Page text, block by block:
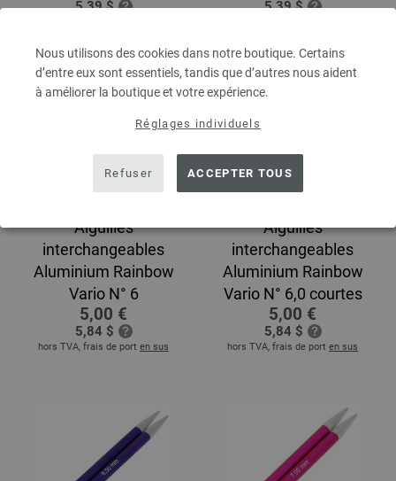
Nous utilisons des cookies dans notre boutique. Certains
d’entre eux sont essentiels, tandis que d’autres nous aident
à améliorer la boutique et votre expérience.
Réglages individuels
Refuser ACCEPTER TOUS
5,39 $ 5,39 $
Aiguilles
interchangeables
Aluminium Rainbow
Vario N° 6
5,00 €
5,84 $
hors TVA, frais de port en sus
Aiguilles
interchangeables
Aluminium Rainbow
Vario N° 6,0 courtes
5,00 €
5,84 $
hors TVA, frais de port en sus